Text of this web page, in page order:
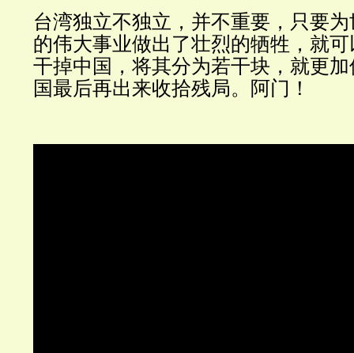
台湾独立不独立，并不重要，只要
的伟大事业做出了壮烈的牺牲，就
干掉中国，将其分为若干块，就更
国最后再出来收拾残局。阿门！